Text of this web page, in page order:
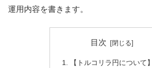
運用内容を書きます。
目次
【トルコリラ円について】